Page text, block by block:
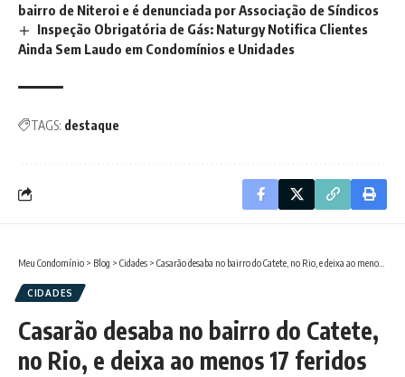
bairro de Niteroi e é denunciada por Associação de Síndicos
Inspeção Obrigatória de Gás: Naturgy Notifica Clientes
Ainda Sem Laudo em Condomínios e Unidades
TAGS: destaque
Meu Condomínio > Blog > Cidades > Casarão desaba no bairro do Catete, no Rio, e deixa ao menos 17 feridos
CIDADES
Casarão desaba no bairro do Catete,
no Rio, e deixa ao menos 17 feridos